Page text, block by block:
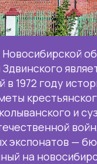
1972 году
и
экспонатов —
на